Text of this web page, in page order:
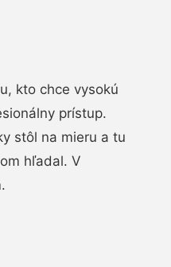
kto chce vysokú
prístup.
stôl na mieru a tu
hľadal. V